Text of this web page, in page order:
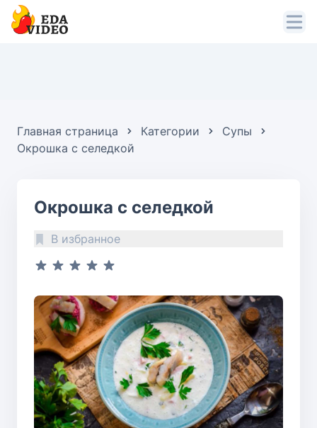
Главная страница Категории
Супы
Окрошка с селедкой
Окрошка с селедкой
В избранное